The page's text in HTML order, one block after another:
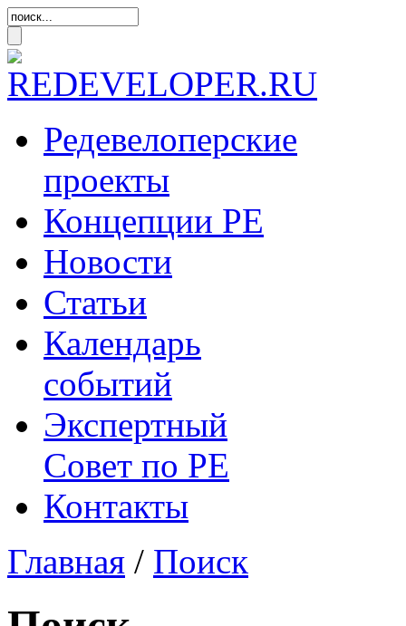
Редевелоперские
проекты
Концепции РЕ
Новости
Статьи
Календарь
событий
Экспертный
Совет по РЕ
Контакты
Главная / Поиск